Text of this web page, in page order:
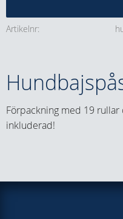
Artikelnr
Förpackning med 19 rullar
inkluderad!